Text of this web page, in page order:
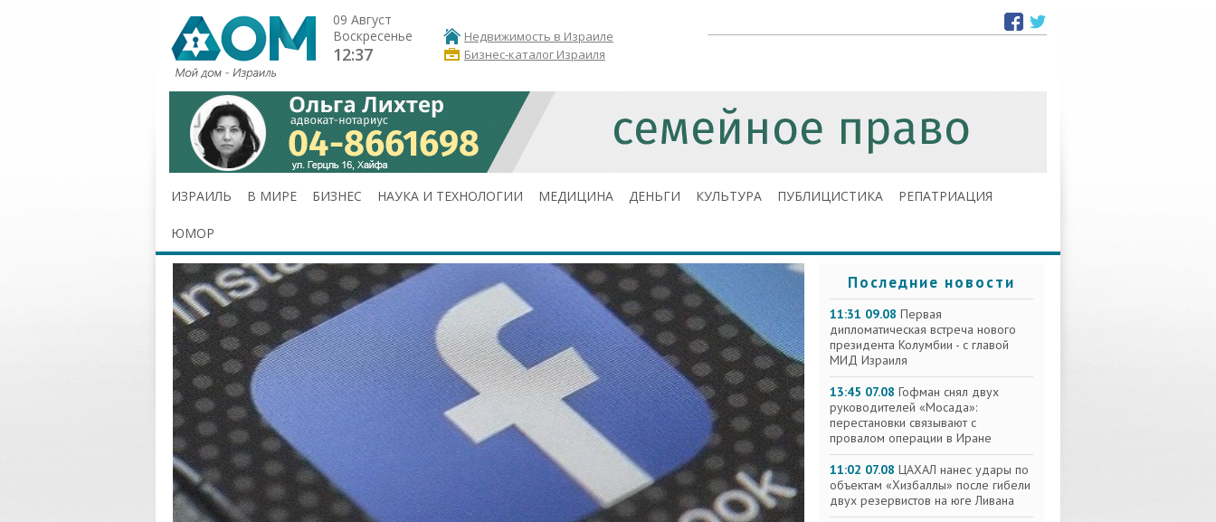
09 Август
Воскресенье
12:37
Недвижимость в Израиле
Бизнес-каталог Израиля
ИЗРАИЛЬ В МИРЕ БИЗНЕС НАУКА И ТЕХНОЛОГИИ МЕДИЦИНА ДЕНЬГИ КУЛЬТУРА ПУБЛИЦИСТИКА РЕПАТРИАЦИЯ
ЮМОР
Последние новости
11:31 09.08 Первая
дипломатическая встреча нового
президента Колумбии - с главой
МИД Израиля
13:45 07.08 Гофман снял двух
руководителей «Мосада»:
перестановки связывают с
провалом операции в Иране
11:02 07.08 ЦАХАЛ нанес удары по
объектам «Хизбаллы» после гибели
двух резервистов на юге Ливана